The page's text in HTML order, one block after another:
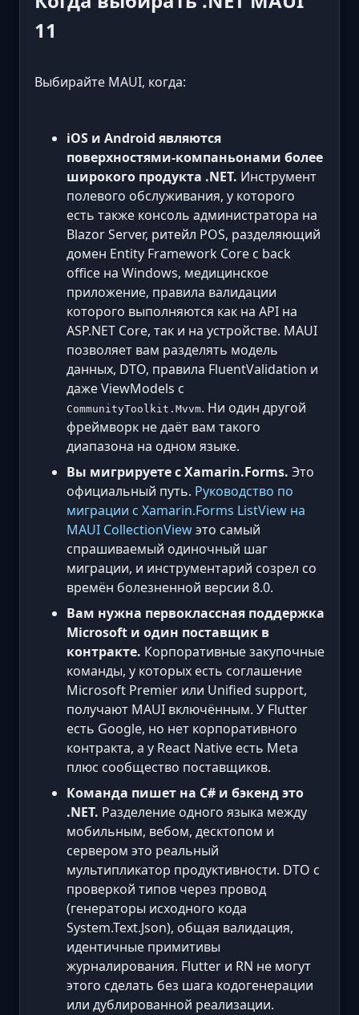
11
Выбирайте MAUI, когда:
iOS и Android являются
поверхностями-компаньонами более
широкого продукта .NET. Инструмент
полевого обслуживания, у которого
есть также консоль администратора на
Blazor Server, ритейл POS, разделяющий
домен Entity Framework Core с back
office на Windows, медицинское
приложение, правила валидации
которого выполняются как на API на
ASP.NET Core, так и на устройстве. MAUI
позволяет вам разделять модель
данных, DTO, правила FluentValidation и
даже ViewModels с
CommunityToolkit.Mvvm. Ни один другой
фреймворк не даёт вам такого
диапазона на одном языке.
Вы мигрируете с Xamarin.Forms. Это
официальный путь. Руководство по
миграции с Xamarin.Forms ListView на
MAUI CollectionViewэто самый
спрашиваемый одиночный шаг
миграции, и инструментарий созрел со
времён болезненной версии 8.0.
Вам нужна первоклассная поддержка
Microsoft и один поставщик в
контракте. Корпоративные закупочные
команды, у которых есть соглашение
Microsoft Premier или Unified support,
получают MAUI включённым. У Flutter
есть Google, но нет корпоративного
контракта, а у React Native есть Meta
плюс сообщество поставщиков.
Команда пишет на C# и бэкенд это
.NET. Разделение одного языка между
мобильным, вебом, десктопом и
сервером это реальный
мультипликатор продуктивности. DTO с
проверкой типов через провод
(генераторы исходного кода
System.Text.Json), общая валидация,
идентичные примитивы
журналирования. Flutter и RN не могут
этого сделать без шага кодогенерации
или дублированной реализации.